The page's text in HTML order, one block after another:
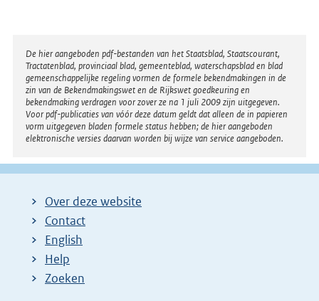
Disclaimer
De hier aangeboden pdf-bestanden van het Staatsblad, Staatscourant,
Tractatenblad, provinciaal blad, gemeenteblad, waterschapsblad en blad
gemeenschappelijke regeling vormen de formele bekendmakingen in de
zin van de Bekendmakingswet en de Rijkswet goedkeuring en
bekendmaking verdragen voor zover ze na 1 juli 2009 zijn uitgegeven.
Voor pdf-publicaties van vóór deze datum geldt dat alleen de in papieren
vorm uitgegeven bladen formele status hebben; de hier aangeboden
elektronische versies daarvan worden bij wijze van service aangeboden.
Over deze website
Contact
English
Help
Zoeken